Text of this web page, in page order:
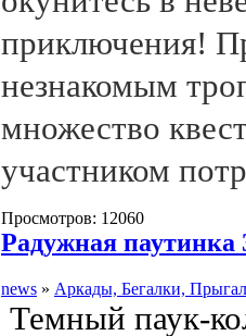
приключения!
незнакомым
множество
участником
Просмотров: 12060
Радужная паутинка
news » Аркады, Бегалки,
Темный паук-